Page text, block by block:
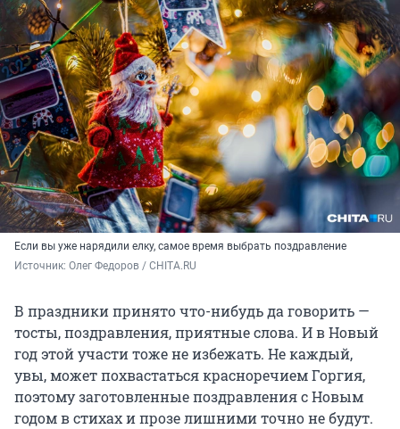
Если вы уже нарядили елку, самое время выбрать поздравление
Источник: Олег Федоров / CHITA.RU
В праздники принято что-нибудь да говорить —
тосты, поздравления, приятные слова. И в Новый
год этой участи тоже не избежать. Не каждый,
увы, может похвастаться красноречием Горгия,
поэтому заготовленные поздравления с Новым
годом в стихах и прозе лишними точно не будут.